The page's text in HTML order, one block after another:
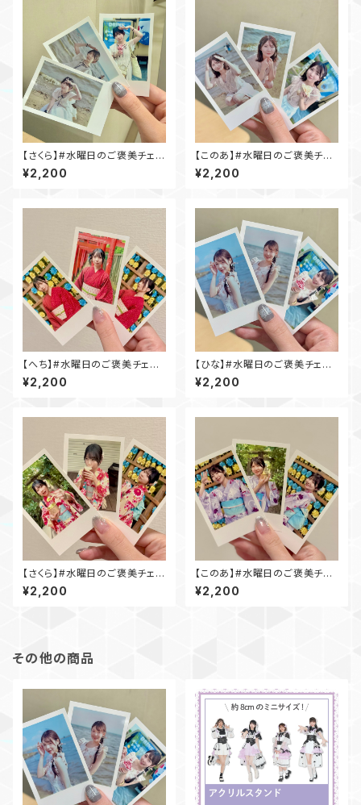
【さくら】#水曜日のご褒美チェキ
(海ver.)
¥2,200
【このあ】#水曜日のご褒美チェ
キ(海ver.)
¥2,200
【へち】#水曜日のご褒美チェキ
(浴衣ver.)
¥2,200
【ひな】#水曜日のご褒美チェキ
(海ver.)
¥2,200
【さくら】#水曜日のご褒美チェキ
(浴衣ver.)
¥2,200
【このあ】#水曜日のご褒美チェ
キ(浴衣ver.)
¥2,200
その他の商品